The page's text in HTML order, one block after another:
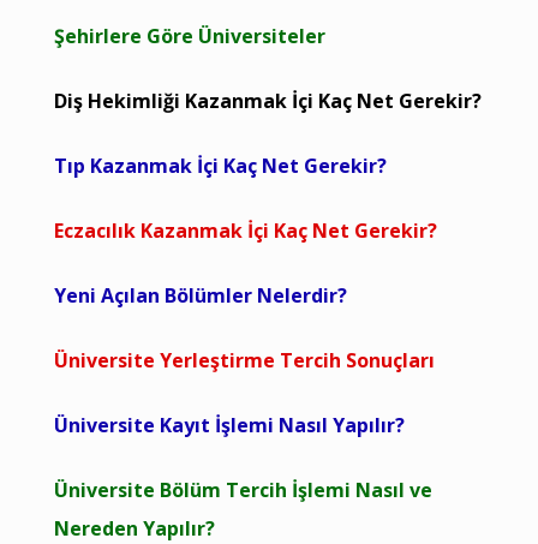
Şehirlere Göre Üniversiteler
Diş Hekimliği Kazanmak İçi Kaç Net Gerekir?
Tıp Kazanmak İçi Kaç Net Gerekir?
Eczacılık Kazanmak İçi Kaç Net Gerekir?
Yeni Açılan Bölümler Nelerdir?
Üniversite Yerleştirme Tercih Sonuçları
Üniversite Kayıt İşlemi Nasıl Yapılır?
Üniversite Bölüm Tercih İşlemi Nasıl ve
Nereden Yapılır?